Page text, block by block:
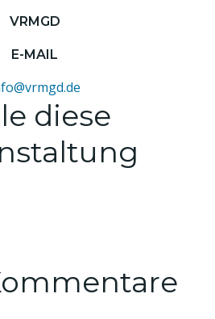
VRMGD
E-MAIL
diese